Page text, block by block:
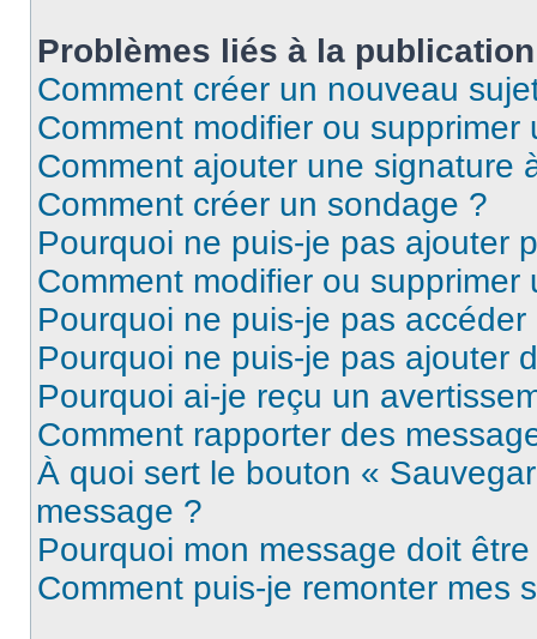
Problèmes liés à la
Comment créer un nouveau
Comment modifier ou supprimer
Comment ajouter une signature
Comment créer un sondage ?
Pourquoi ne puis-je pas ajouter
Comment modifier ou supprimer
Pourquoi ne puis-je pas
Pourquoi ne puis-je pas ajouter
Pourquoi ai-je reçu un
Comment rapporter des
À quoi sert le bouton «
message ?
Pourquoi mon message doit
Comment puis-je remonter mes